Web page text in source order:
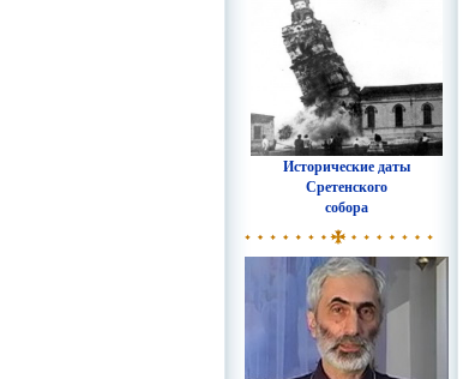
Исторические даты
Сретенского
собора